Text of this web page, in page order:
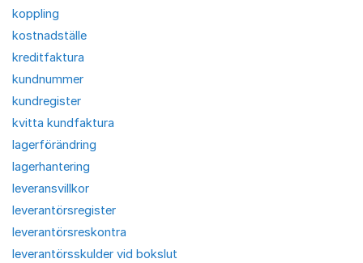
koppling
kostnadställe
kreditfaktura
kundnummer
kundregister
kvitta kundfaktura
lagerförändring
lagerhantering
leveransvillkor
leverantörsregister
leverantörsreskontra
leverantörsskulder vid bokslut